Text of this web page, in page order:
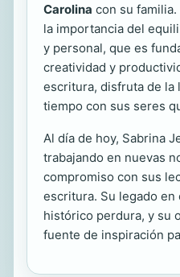
Carolina con su
la importancia del
y personal, que es
creatividad y
escritura, disfruta de la
tiempo con sus seres
Al día de hoy, Sabrina
trabajando en nuevas
compromiso con sus
escritura. Su legado
histórico perdura, y su
fuente de inspiración